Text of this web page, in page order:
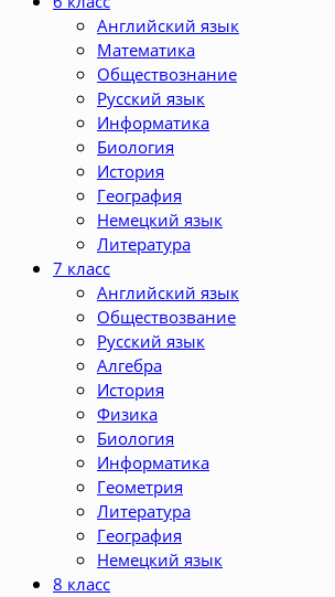
Английский язык
Математика
Обществознание
Русский язык
Информатика
Биология
История
География
Немецкий язык
Литература
7 класс
Английский язык
Обществозвание
Русский язык
Алгебра
История
Физика
Биология
Информатика
Геометрия
Литература
География
Немецкий язык
8 класс